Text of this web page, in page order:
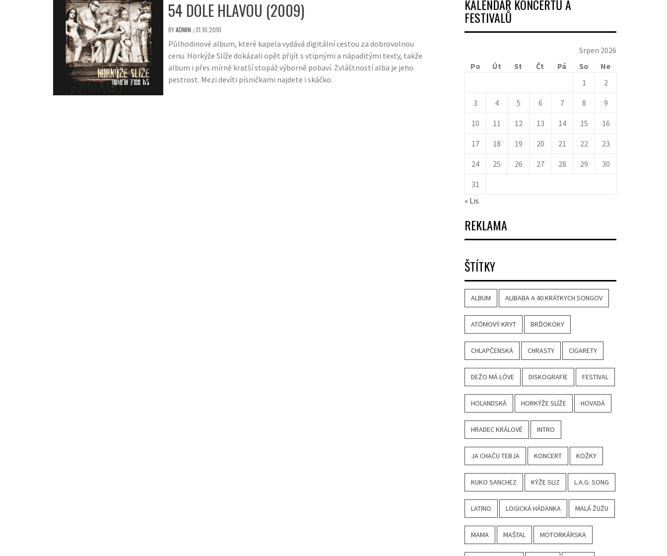
54 DOLE HLAVOU (2009)
BYADMIN /31.10.2010
Půlhodinové album, které kapela vydává digitální cestou za dobrovolnou
cenu. Horkýže Slíže dokázali opět přijít s vtipnými a nápaditými texty, takže
album i přes mírně kratší stopáž výborně pobaví. Zvláštností alba je jeho
pestrost. Mezi devíti písničkami najdete i skáčko.
KALENDÁŘ KONCERTŮ A
FESTIVALŮ
Srpen 2026
Po
Út St Čt Pá So
Ne
1
2
3 4 5 6 7 8 9
10 11 12 13 14 15 16
17 18 19 20 21 22 23
24 25 26 27 28 29 30
31
« Lis
REKLAMA
ŠTÍTKY
ALBUM ALIBABA A 40 KRÁTKYCH SONGOV
ATÓMOVÝ KRYT BRĎOKOKY
CHLAPČENSKÁ CHRASTY CIGARETY
DEŽO MÁ LÓVE DISKOGRAFIE FESTIVAL
HOLANDSKÁ HORKÝŽE SLÍŽE HOVADÁ
HRADEC KRÁLOVÉ INTRO
JA CHAČU TEBJA KONCERT KOŽKY
KUKO SANCHEZ KÝŽE SLIZ L.A.G. SONG
LATINO LOGICKÁ HÁDANKA MALÁ ŽUŽU
MAMA MAŠTAL MOTORKÁRSKA